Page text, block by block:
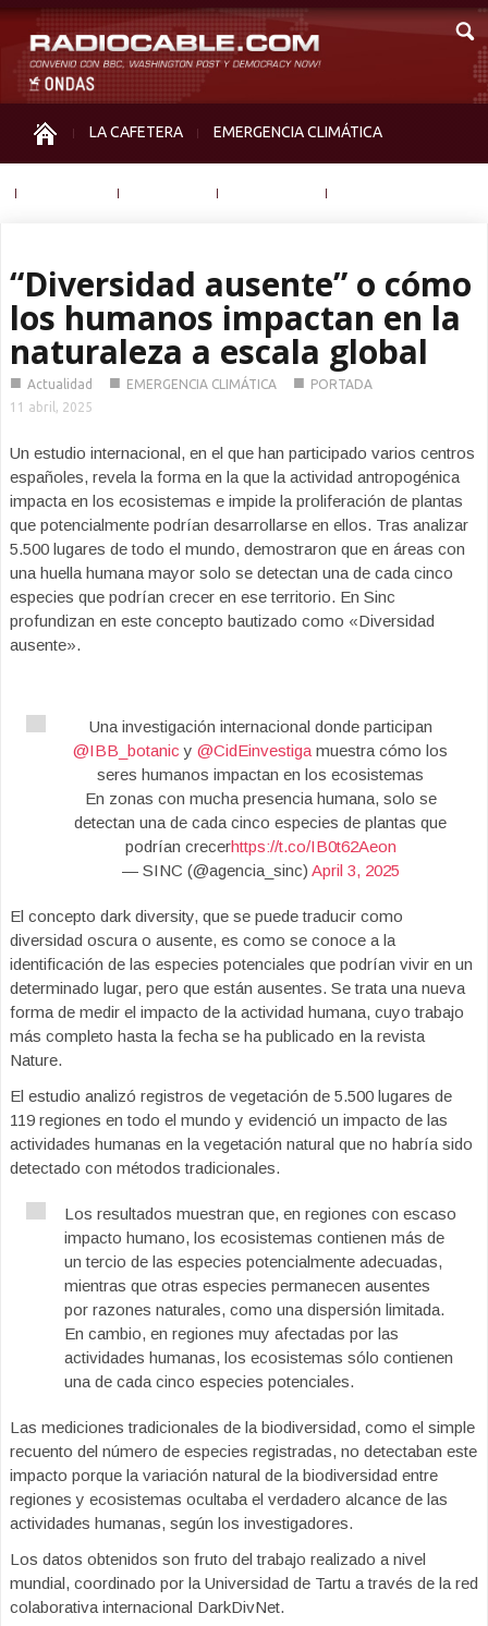
LA CAFETERA EMERGENCIA CLIMÁTICA
“Diversidad ausente” o cómo
los humanos impactan en la
naturaleza a escala global
■ Actualidad ■ EMERGENCIA CLIMÁTICA ■ PORTADA
11 abril, 2025
Un estudio internacional, en el que han participado varios centros
españoles, revela la forma en la que la actividad antropogénica
impacta en los ecosistemas e impide la proliferación de plantas
que potencialmente podrían desarrollarse en ellos. Tras analizar
5.500 lugares de todo el mundo, demostraron que en áreas con
una huella humana mayor solo se detectan una de cada cinco
especies que podrían crecer en ese territorio. En Sinc
profundizan en este concepto bautizado como «Diversidad
ausente».
Una investigación internacional donde participan
@IBB_botanic y @CidEinvestiga muestra cómo los
seres humanos impactan en los ecosistemas
En zonas con mucha presencia humana, solo se
detectan una de cada cinco especies de plantas que
podrían crecerhttps://t.co/IB0t62Aeon
— SINC (@agencia_sinc) April 3, 2025
El concepto dark diversity, que se puede traducir como
diversidad oscura o ausente, es como se conoce a la
identificación de las especies potenciales que podrían vivir en un
determinado lugar, pero que están ausentes. Se trata una nueva
forma de medir el impacto de la actividad humana, cuyo trabajo
más completo hasta la fecha se ha publicado en la revista
Nature.
El estudio analizó registros de vegetación de 5.500 lugares de
119 regiones en todo el mundo y evidenció un impacto de las
actividades humanas en la vegetación natural que no habría sido
detectado con métodos tradicionales.
Los resultados muestran que, en regiones con escaso
impacto humano, los ecosistemas contienen más de
un tercio de las especies potencialmente adecuadas,
mientras que otras especies permanecen ausentes
por razones naturales, como una dispersión limitada.
En cambio, en regiones muy afectadas por las
actividades humanas, los ecosistemas sólo contienen
una de cada cinco especies potenciales.
Las mediciones tradicionales de la biodiversidad, como el simple
recuento del número de especies registradas, no detectaban este
impacto porque la variación natural de la biodiversidad entre
regiones y ecosistemas ocultaba el verdadero alcance de las
actividades humanas, según los investigadores.
Los datos obtenidos son fruto del trabajo realizado a nivel
mundial, coordinado por la Universidad de Tartu a través de la red
colaborativa internacional DarkDivNet.